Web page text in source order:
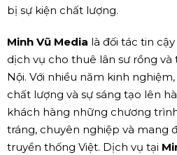
bị sự kiện chất lượng.
Minh Vũ Media là đối tác tin
dịch vụ cho thuê lân sư rồng và
Nội. Với nhiều năm kinh
chất lượng và sự sáng tạo lên
khách hàng những chương
tráng, chuyên nghiệp và mang
truyền thống Việt. Dịch vụ tại